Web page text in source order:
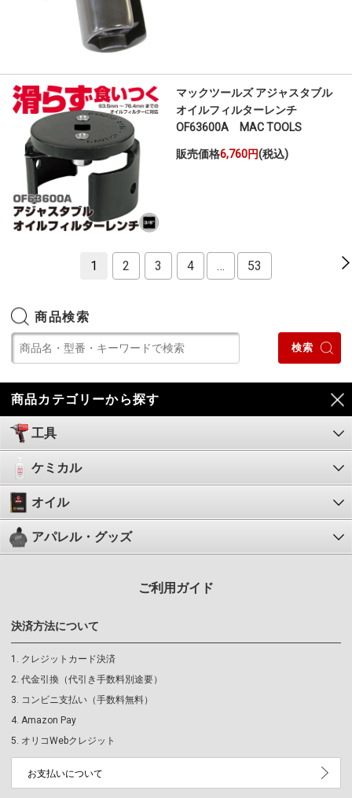
マックツールズ アジャスタブル
オイルフィルターレンチ
OF63600A MAC TOOLS
販売価格6,760円(税込)
1 2 3 4 … 53
商品検索
商品カテゴリーから探す
工具
ケミカル
オイル
アパレル・グッズ
ご利用ガイド
決済方法について
クレジットカード決済
代金引換（代引き手数料別途要）
コンビニ支払い（手数料無料）
Amazon Pay
オリコWebクレジット
お支払いについて